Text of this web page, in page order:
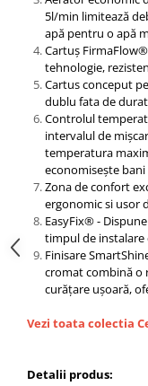
5l/min limitează
apă pentru o apă
Cartuș
tehnologie,
Cartus conceput
dublu fata de
Controlul
intervalul de
temperatura
economisește bani
Zona de confort
ergonomic si usor
EasyFix® -
timpul de instalare
Finisare
cromat combină o
curățare ușoară,
Vezi toata colectia
Detalii produs: